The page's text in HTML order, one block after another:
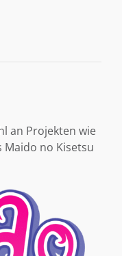
an Projekten wie
Maido no Kisetsu